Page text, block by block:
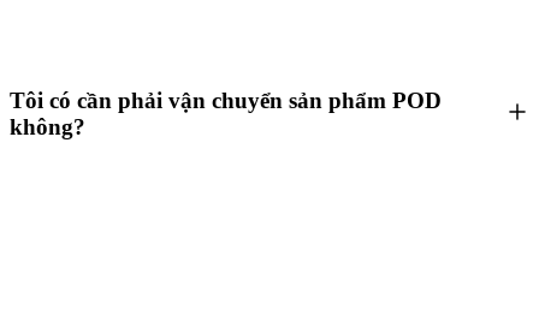
Tôi có cần phải vận chuyển sản phẩm POD
không?